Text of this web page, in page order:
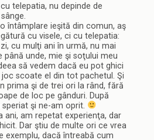
telepatia, nu depinde de
întâmplare ieşită din comun, aş
cu visele, ci cu telepatia:
cu mulţi ani în urmă, nu mai
până unde, mie şi soţului meu
să vedem dacă eu pot ghici
scoate el din tot pachetul. Şi
prima şi de trei ori la rând, fără
de loc pe gânduri. După
şi ne-am oprit.
ani, am repetat experienţa, dar
Dar ştiu de multe ori ce vrea
exemplu, dacă întreabă cum